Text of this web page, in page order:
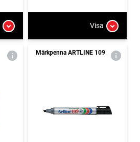
Visa
Märkpenna ARTLINE 109